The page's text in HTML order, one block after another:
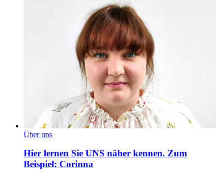
Über uns
Hier lernen Sie UNS näher kennen. Zum
Beispiel: Corinna